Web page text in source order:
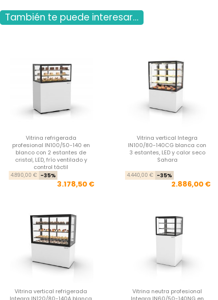
También te puede interesar...
Vitrina refrigerada
profesional IN100/50-140 en
blanco con 2 estantes de
cristal, LED, frío ventilado y
control táctil
Precio base
4.890,00 € -35%
3.178,50 €
Vitrina vertical Integra
IN100/80-140CG blanca con
3 estantes, LED y calor seco
Sahara
4.440,00 € -35%
2.886,00 €
Vitrina vertical refrigerada
Integra IN120/80-140A blanca
Vitrina neutra profesional
Integra IN60/50-140NG en